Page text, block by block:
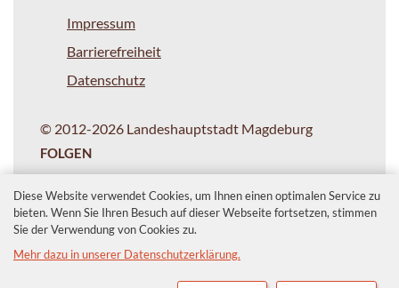
Diese Website verwendet Cookies, um Ihnen einen optimalen Service zu
bieten. Wenn Sie Ihren Besuch auf dieser Webseite fortsetzen, stimmen
Sie der Verwendung von Cookies zu.
Mehr dazu in unserer Datenschutzerklärung.
Impressum
Barrierefreiheit
Datenschutz
© 2012-2026 Landeshauptstadt Magdeburg
FOLGEN